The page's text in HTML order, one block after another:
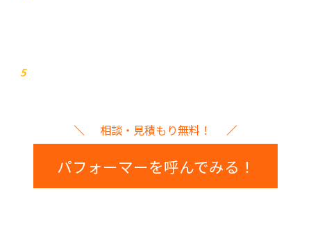
5
相談・見積もり無料！
パフォーマーを呼んでみる！